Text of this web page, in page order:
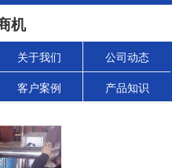
机
关于我们 公司动态
客户案例 产品知识